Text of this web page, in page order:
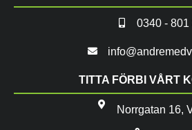
0340 - 801
TITTA FÖRBI VÅRT
Norrgatan 16,